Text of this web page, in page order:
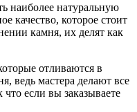
наиболее натуральную
качество, которое стоит
камня, их делят как
отливаются в
ведь мастера делают все
если вы заказываете